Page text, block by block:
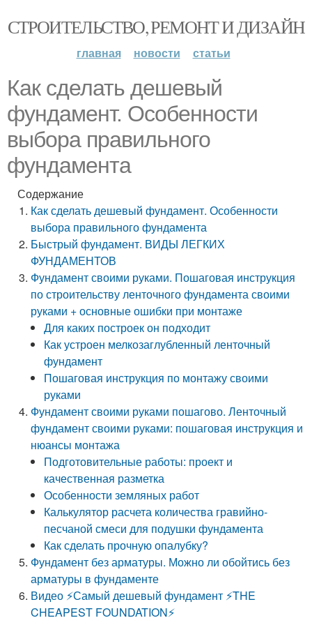
СТРОИТЕЛЬСТВО, РЕМОНТ И ДИЗАЙН
главная новости статьи
Как сделать дешевый
фундамент. Особенности
выбора правильного
фундамента
Содержание
Как сделать дешевый фундамент. Особенности
выбора правильного фундамента
Быстрый фундамент. ВИДЫ ЛЕГКИХ
ФУНДАМЕНТОВ
Фундамент своими руками. Пошаговая инструкция
по строительству ленточного фундамента своими
руками + основные ошибки при монтаже
Для каких построек он подходит
Как устроен мелкозаглубленный ленточный
фундамент
Пошаговая инструкция по монтажу своими
руками
Фундамент своими руками пошагово. Ленточный
фундамент своими руками: пошаговая инструкция и
нюансы монтажа
Подготовительные работы: проект и
качественная разметка
Особенности земляных работ
Калькулятор расчета количества гравийно-
песчаной смеси для подушки фундамента
Как сделать прочную опалубку?
Фундамент без арматуры. Можно ли обойтись без
арматуры в фундаменте
Видео ⚡️Самый дешевый фундамент ⚡️THE
CHEAPEST FOUNDATION⚡️